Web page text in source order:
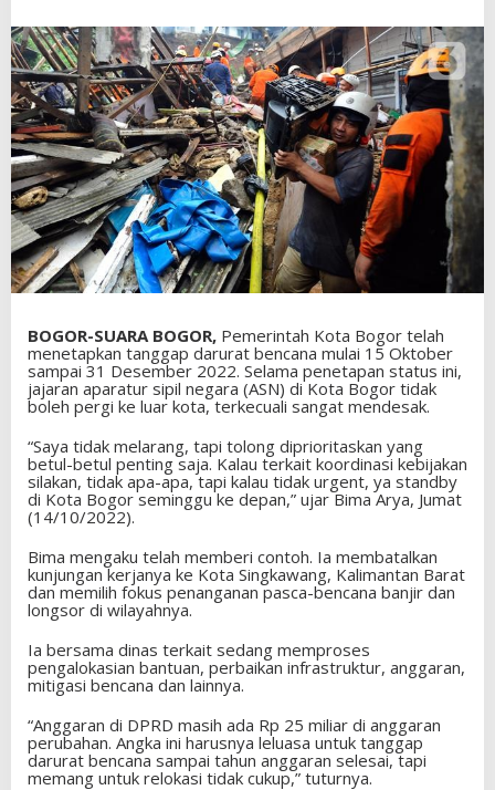
BOGOR-SUARA BOGOR, Pemerintah Kota Bogor telah
menetapkan tanggap darurat bencana mulai 15 Oktober
sampai 31 Desember 2022. Selama penetapan status ini,
jajaran aparatur sipil negara (ASN) di Kota Bogor tidak
boleh pergi ke luar kota, terkecuali sangat mendesak.
“Saya tidak melarang, tapi tolong diprioritaskan yang
betul-betul penting saja. Kalau terkait koordinasi kebijakan
silakan, tidak apa-apa, tapi kalau tidak urgent, ya standby
di Kota Bogor seminggu ke depan,” ujar Bima Arya, Jumat
(14/10/2022).
Bima mengaku telah memberi contoh. Ia membatalkan
kunjungan kerjanya ke Kota Singkawang, Kalimantan Barat
dan memilih fokus penanganan pasca-bencana banjir dan
longsor di wilayahnya.
Ia bersama dinas terkait sedang memproses
pengalokasian bantuan, perbaikan infrastruktur, anggaran,
mitigasi bencana dan lainnya.
“Anggaran di DPRD masih ada Rp 25 miliar di anggaran
perubahan. Angka ini harusnya leluasa untuk tanggap
darurat bencana sampai tahun anggaran selesai, tapi
memang untuk relokasi tidak cukup,” tuturnya.